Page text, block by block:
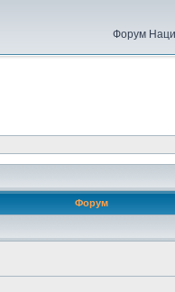
Форум
Форум